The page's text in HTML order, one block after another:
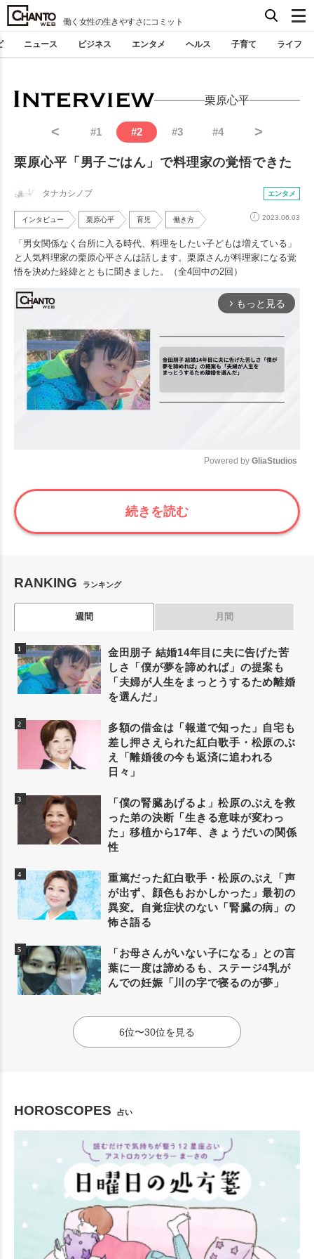
働く女性の生きやすさにコミット
ニュース ビジネス エンタメ ヘルス 子育て ライフ
栗原心平
< #1 #2 #3 #4 >
栗原心平「男子ごはん」で料理家の覚悟できた
タナカシノブ エンタメ
インタビュー 栗原心平 育児 働き方 2023.06.03
「男女関係なく台所に入る時代、料理をしたい子どもは増えている」
と人気料理家の栗原心平さんは話します。栗原さんが料理家になる覚
悟を決めた経緯とともに聞きました。（全4回中の2回）
arrow_forward_ios もっと見る
Mute
Powered by GliaStudios
続きを読む
RANKING ランキング
週間 月間
金田朋子 結婚14年目に夫に告げた苦
しさ「僕が夢を諦めれば」の提案も
「夫婦が人生をまっとうするため離婚
を選んだ」
多額の借金は「報道で知った」自宅も
差し押さえられた紅白歌手・松原のぶ
え「離婚後の今も返済に追われる
日々」
「僕の腎臓あげるよ」松原のぶえを救
った弟の決断「生きる意味が変わっ
た」移植から17年、きょうだいの関係
性
重篤だった紅白歌手・松原のぶえ「声
が出ず、顔色もおかしかった」最初の
異変。自覚症状のない「腎臓の病」の
怖さ語る
「お母さんがいない子になる」との言
葉に一度は諦めるも、ステージ4乳が
んでの妊娠「川の字で寝るのが夢」
6位〜30位を見る
HOROSCOPES 占い